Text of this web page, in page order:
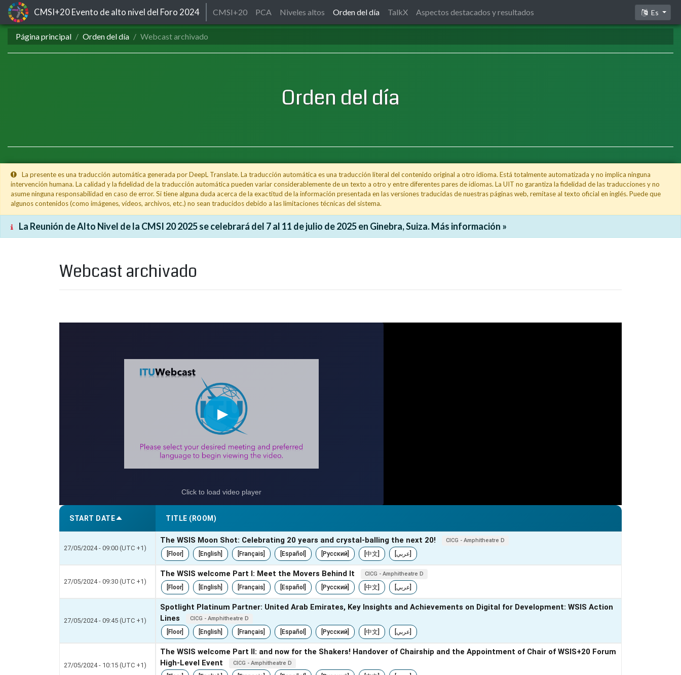
Página principal Orden del día Webcast archivado
Orden del día
La presente es una traducción automática generada por DeepL Translate. La traducción automática es una traducción literal del contenido original a otro idioma. Está totalmente automatizada y no implica ninguna
intervención humana. La calidad y la fidelidad de la traducción automática pueden variar considerablemente de un texto a otro y entre diferentes pares de idiomas. La UIT no garantiza la fidelidad de las traducciones y no
asume ninguna responsabilidad en caso de error. Si tiene alguna duda acerca de la exactitud de la información presentada en las versiones traducidas de nuestras páginas web, remítase al texto oficial en inglés. Puede que
algunos contenidos (como imágenes, vídeos, archivos, etc.) no sean traducidos debido a las limitaciones técnicas del sistema.
La Reunión de Alto Nivel de la CMSI 20 2025 se celebrará del 7 al 11 de julio de 2025 en Ginebra, Suiza. Más información »
Webcast archivado
CMSI+20 Evento de alto nivel del Foro 2024 Es
CMSI+20 PCA Niveles altos Orden del día TalkX Aspectos destacados y resultados